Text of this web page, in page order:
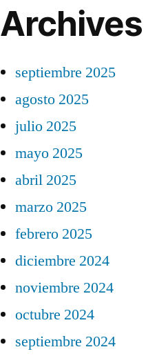
Archives
septiembre 2025
agosto 2025
julio 2025
mayo 2025
abril 2025
marzo 2025
febrero 2025
diciembre 2024
noviembre 2024
octubre 2024
septiembre 2024